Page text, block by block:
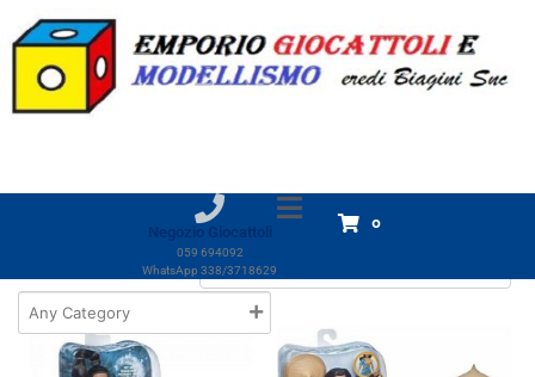
Negozio Giocattoli
059 694092
WhatsApp 338/3718629
0
Home Prodotti Giocattoli
GIOCHI Bimba
Raya
Visualizzazione di 3 risultati